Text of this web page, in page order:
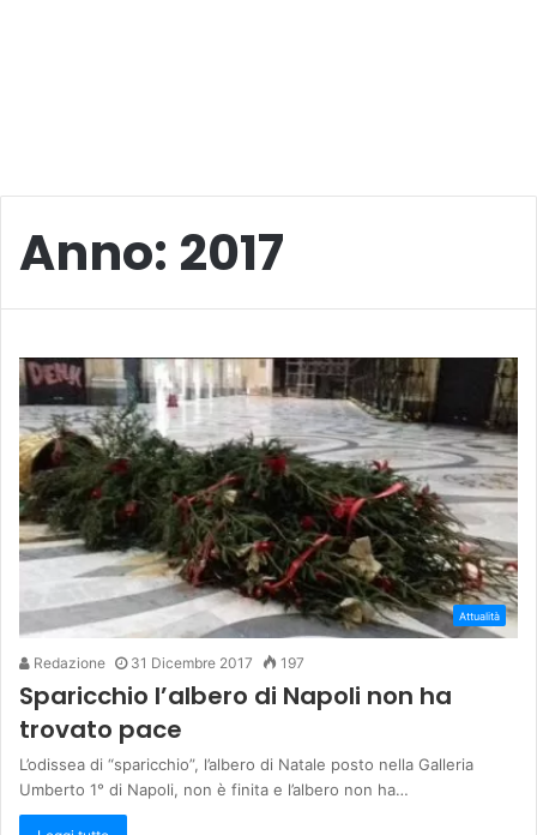
Anno: 2017
Attualità
Redazione 31 Dicembre 2017 197
Sparicchio l’albero di Napoli non ha
trovato pace
L’odissea di “sparicchio”, l’albero di Natale posto nella Galleria
Umberto 1° di Napoli, non è finita e l’albero non ha…